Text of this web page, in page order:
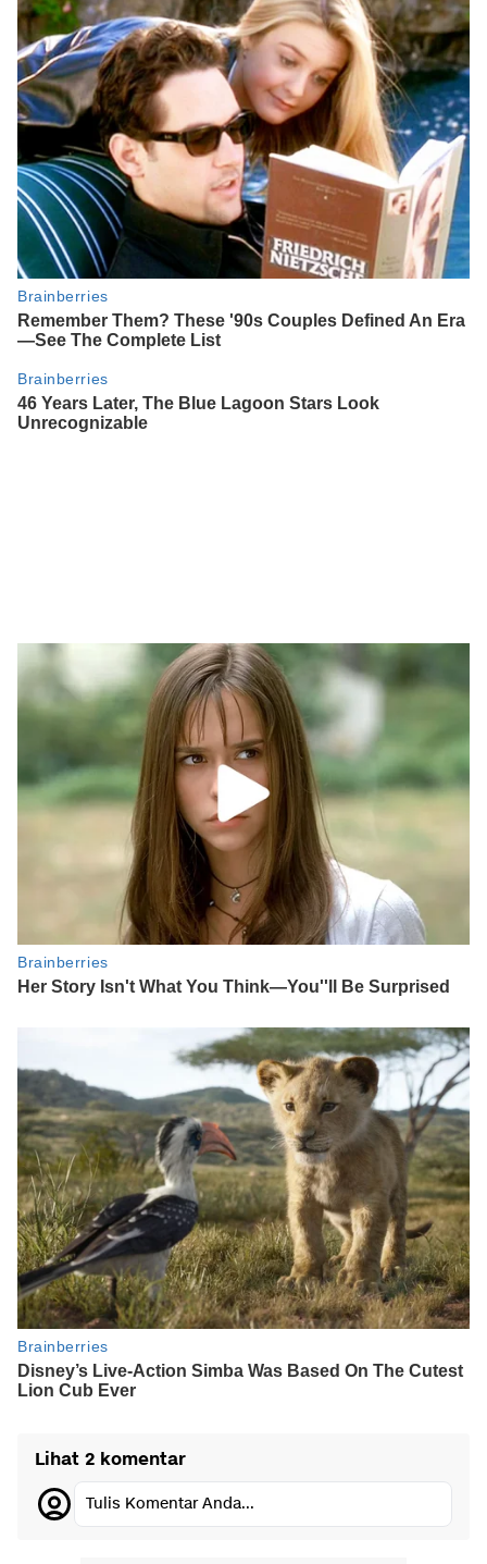
Lihat 2 komentar
Tulis Komentar Anda...